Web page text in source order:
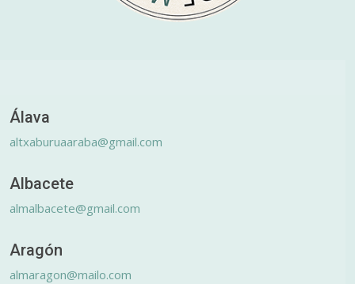
Álava
altxaburuaaraba@gmail.com
Albacete
almalbacete@gmail.com
Aragón
almaragon@mailo.com